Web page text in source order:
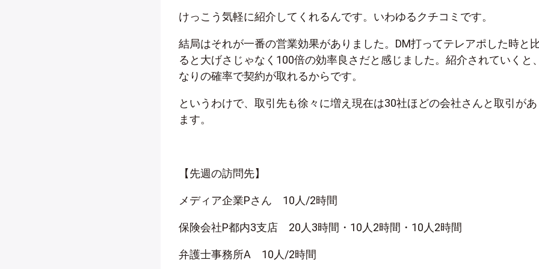
けっこう気軽に紹介してくれるんです。いわゆるクチコミです。
結局はそれが一番の営業効果がありました。DM打ってテレアポした時と
ると大げさじゃなく100倍の効率良さだと感じました。紹介されていくと
なりの確率で契約が取れるからです。
というわけで、取引先も徐々に増え現在は30社ほどの会社さんと取引があ
ます。
【先週の訪問先】
メディア企業Pさん 10人/2時間
保険会社P都内3支店 20人3時間・10人2時間・10人2時間
弁護士事務所A 10人/2時間